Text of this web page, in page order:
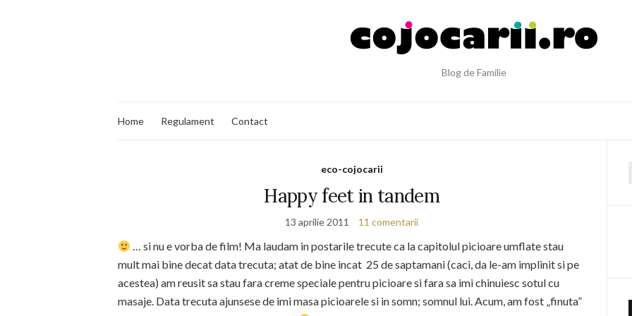
Blog de Familie
Home Regulament Contact
eco-cojocarii
Happy feet in tandem
13 aprilie 2011 11 comentarii
… si nu e vorba de film! Ma laudam in postarile trecute ca la capitolul picioare umflate stau
mult mai bine decat data trecuta; atat de bine incat 25 de saptamani (caci, da le-am implinit si pe
acestea) am reusit sa stau fara creme speciale pentru picioare si fara sa imi chinuiesc sotul cu
masaje. Data trecuta ajunsese de imi masa picioarele si in somn; somnul lui. Acum, am fost „finuta”